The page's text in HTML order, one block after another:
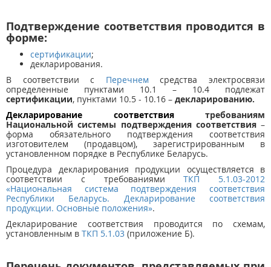
Подтверждение соответствия проводится в
форме:
сертификации;
декларирования.
В соответствии с Перечнем средства электросвязи
определенные пунктами 10.1 – 10.4 подлежат
сертификации, пунктами 10.5 - 10.16 – декларированию.
Декларирование соответствиятребованиям
Национальной системы подтверждения соответствия–
форма обязательного подтверждения соответствия
изготовителем (продавцом), зарегистрированным в
установленном порядке в Республике Беларусь.
Процедура декларирования продукции осуществляется в
соответствии с требованиямиТКП 5.1.03-2012
«Национальная система подтверждения соответствия
Республики Беларусь. Декларирование соответствия
продукции. Основные положения».
Декларирование соответствия проводится по схемам,
установленным в ТКП 5.1.03 (приложение Б).